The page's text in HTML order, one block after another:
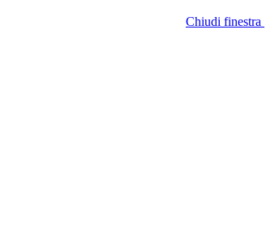
Chiudi finestra